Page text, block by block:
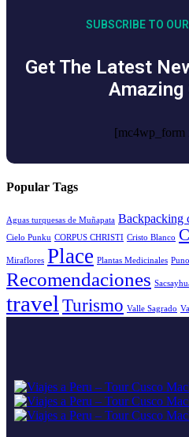
SUBSCRIBE TO
Get The Latest
Popular Tags
Aguas turquesas de Muñapata Backpacking
Cielo Punku CORPUS CHRISTI Cristo Blanco
Miraflores Place Plantas Medicinales Puno
Recomendaciones
travel Turismo Valle Sagrado